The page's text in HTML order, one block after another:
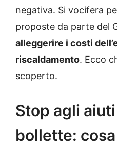
negativa. Si vocifera
proposte da parte del
alleggerire i costi
riscaldamento. Ecco
scoperto.
Stop agli
bollette: